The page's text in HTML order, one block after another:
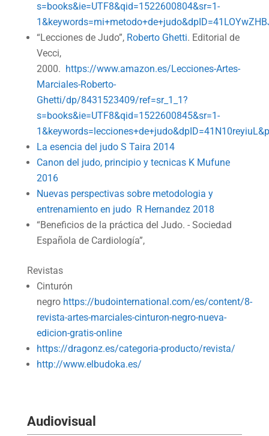
s=books&ie=UTF8&qid=1522600804&sr=1-
“Lecciones de Judo”, Roberto Ghetti. Editorial de
Vecci,
2000. https://www.amazon.es/Lecciones-Artes-
Marciales-Roberto-
Ghetti/dp/8431523409/ref=sr_1_1?
s=books&ie=UTF8&qid=1522600845&sr=1-
La esencia del judo S Taira 2014
Canon del judo, principio y tecnicas K Mufune
2016
Nuevas perspectivas sobre metodologia y
entrenamiento en judo R Hernandez 2018
“Beneficios de la práctica del Judo. - Sociedad
Española de Cardiología”,
Revistas
Cinturón
negro https://budointernational.com/es/content/8-
revista-artes-marciales-cinturon-negro-nueva-
edicion-gratis-online
https://dragonz.es/categoria-producto/revista/
http://www.elbudoka.es/
Audiovisual